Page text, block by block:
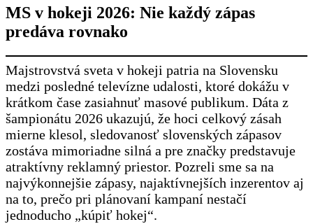
MS v hokeji 2026: Nie každý zápas
predáva rovnako
Majstrovstvá sveta v hokeji patria na Slovensku
medzi posledné televízne udalosti, ktoré dokážu v
krátkom čase zasiahnuť masové publikum. Dáta z
šampionátu 2026 ukazujú, že hoci celkový zásah
mierne klesol, sledovanosť slovenských zápasov
zostáva mimoriadne silná a pre značky predstavuje
atraktívny reklamný priestor. Pozreli sme sa na
najvýkonnejšie zápasy, najaktívnejších inzerentov aj
na to, prečo pri plánovaní kampaní nestačí
jednoducho „kúpiť hokej“.